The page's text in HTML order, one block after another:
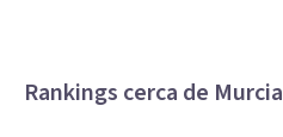
Rankings cerca de Murcia